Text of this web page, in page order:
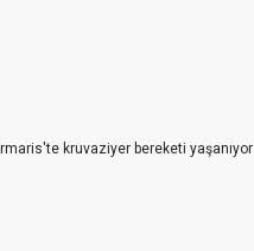
kruvaziyer bereketi yaşanıyor